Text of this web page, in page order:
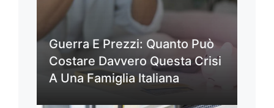
Guerra E Prezzi: Quanto Può
Costare Davvero Questa Crisi
A Una Famiglia Italiana